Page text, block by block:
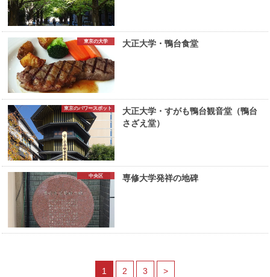
東京の大学 大正大学・鴨台食堂
東京のパワースポット
大正大学・すがも鴨台観音堂（鴨台
さざえ堂）
中央区 専修大学発祥の地碑
1 2 3 >